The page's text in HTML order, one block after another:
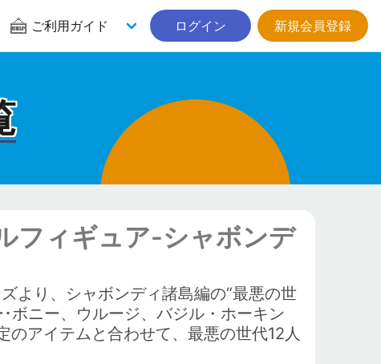
ご利用ガイド ログイン 新規会員登録
フィギュア-シャボンデ
より、シャボンディ諸島編の“最悪の世
ニー、ウルージ、バジル・ホーキン
アイテムと合わせて、最悪の世代12人